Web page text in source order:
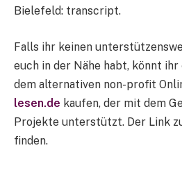
Bielefeld: transcript.
Falls ihr keinen
euch in der Nähe habt, könnt ihr
dem alternativen non-profit
lesen.de kaufen, der mit dem
Projekte unterstützt. Der Link
finden.